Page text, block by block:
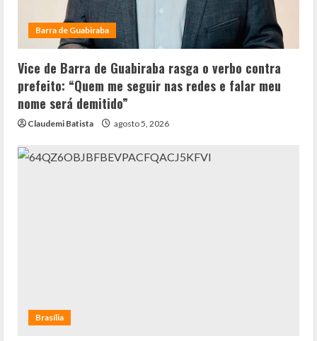
Barra de Guabiraba
Vice de Barra de Guabiraba rasga o verbo contra
prefeito: “Quem me seguir nas redes e falar meu
nome será demitido”
Claudemi Batista agosto 5, 2026
Brasília